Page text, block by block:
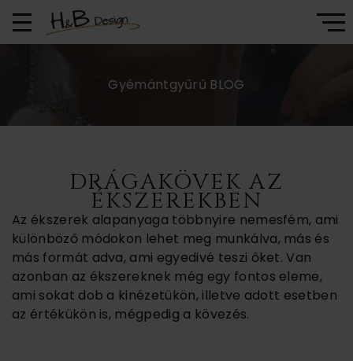
Gyémántgyűrű BLOG
DRÁGAKÖVEK AZ
ÉKSZEREKBEN
Az ékszerek alapanyaga többnyire nemesfém, ami
különböző módokon lehet meg munkálva, más és
más formát adva, ami egyedivé teszi őket. Van
azonban az ékszereknek még egy fontos eleme,
ami sokat dob a kinézetükön, illetve adott esetben
az értékükön is, mégpedig a kövezés.